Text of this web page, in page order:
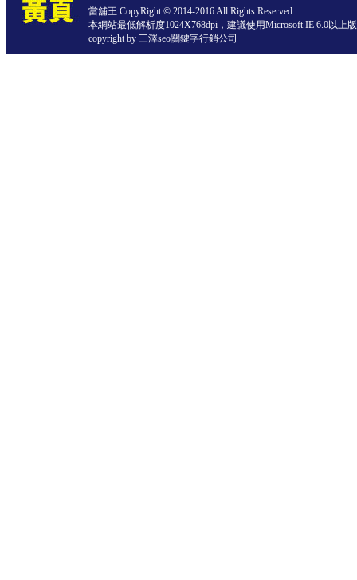
當舖王 CopyRight © 2014-2016 All Rights Reserved.
本網站最低解析度1024X768dpi，建議使用Microsoft IE 6.0以上
copyright by 三澤seo關鍵字行銷公司